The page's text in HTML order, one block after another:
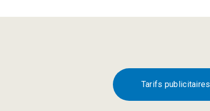
Tarifs publicitaires